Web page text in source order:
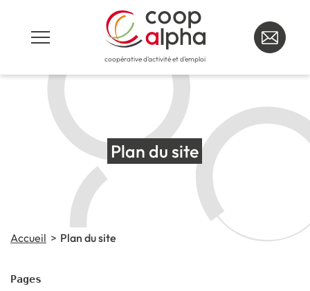
coopérative d'activité et d'emploi
Plan du site
Accueil Plan du site
Pages